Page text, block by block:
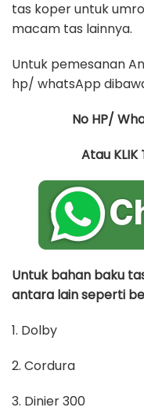
tas koper untuk
macam tas lainnya.
Untuk pemesanan
hp/ whatsApp
No HP/
Atau KLIK
Untuk bahan baku
antara lain seperti
1. Dolby
2. Cordura
3. Dinier 300